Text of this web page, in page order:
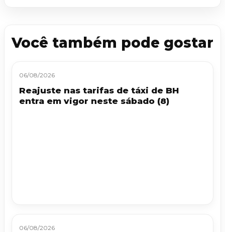
Você também pode gostar
06/08/2026
Reajuste nas tarifas de táxi de BH
entra em vigor neste sábado (8)
06/08/2026